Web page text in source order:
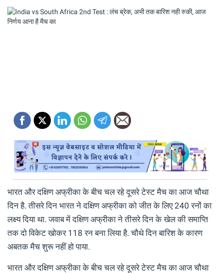
भारत और दक्षिण अफ्रीका के बीच चल रहे दूसरे टेस्ट मैच का आज चौथा
दिन है. तीसरे दिन भारत ने दक्षिण अफ्रीका को जीत के लिए 240 रनों का
लक्ष्य दिया था. जवाब में दक्षिण अफ्रीका ने तीसरे दिन के खेल की समाप्ति
तक दो विकेट खोकर 118 रन बना लिया है. चौथे दिन बारिश के कारण
अबतक मैच शुरू नहीं हो पाया.
भारत और दक्षिण अफ्रीका के बीच चल रहे दूसरे टेस्ट मैच का आज चौथा